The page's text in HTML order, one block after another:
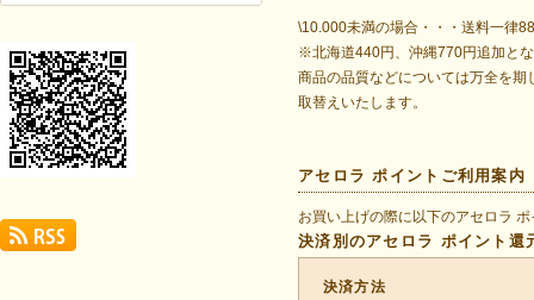
\10.000未満の場合・・・送料一律
※北海道440円、沖縄770円追加と
商品の品質などについては万全を
取替えいたします。
アセロラ ポイントご利用案内
お買い上げの際に以下のアセロラ
決済別のアセロラ ポイント還
決済方法